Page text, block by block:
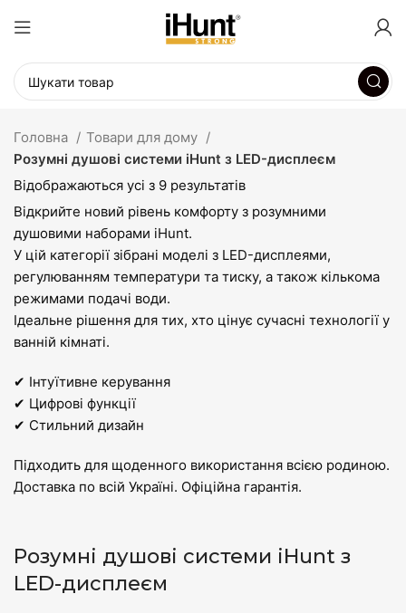
Головна
Товари для дому
Розумні душові системи iHunt з LED-дисплеєм
Відображаються усі з 9 результатів
Відкрийте новий рівень комфорту з розумними
душовими наборами iHunt.
У цій категорії зібрані моделі з LED-дисплеями,
регулюванням температури та тиску, а також кількома
режимами подачі води.
Ідеальне рішення для тих, хто цінує сучасні технології у
ванній кімнаті.
✔ Інтуїтивне керування
✔ Цифрові функції
✔ Стильний дизайн
Підходить для щоденного використання всією родиною.
Доставка по всій Україні. Офіційна гарантія.
Розумні душові системи iHunt з
LED-дисплеєм